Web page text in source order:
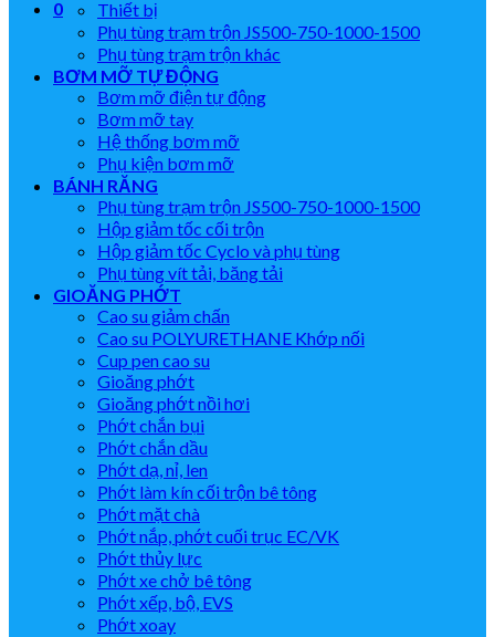
0
Thiết bị
Phụ tùng trạm trộn JS500-750-1000-1500
Phụ tùng trạm trộn khác
BƠM MỠ TỰ ĐỘNG
Bơm mỡ điện tự động
Bơm mỡ tay
Hệ thống bơm mỡ
Phụ kiện bơm mỡ
BÁNH RĂNG
Phụ tùng trạm trộn JS500-750-1000-1500
Hộp giảm tốc cối trộn
Hộp giảm tốc Cyclo và phụ tùng
Phụ tùng vít tải, băng tải
GIOĂNG PHỚT
Cao su giảm chấn
Cao su POLYURETHANE Khớp nối
Cup pen cao su
Gioăng phớt
Gioăng phớt nồi hơi
Phớt chắn bụi
Phớt chắn dầu
Phớt dạ, nỉ, len
Phớt làm kín cối trộn bê tông
Phớt mặt chà
Phớt nắp, phớt cuối trục EC/VK
Phớt thủy lực
Phớt xe chở bê tông
Phớt xếp, bộ, EVS
Phớt xoay